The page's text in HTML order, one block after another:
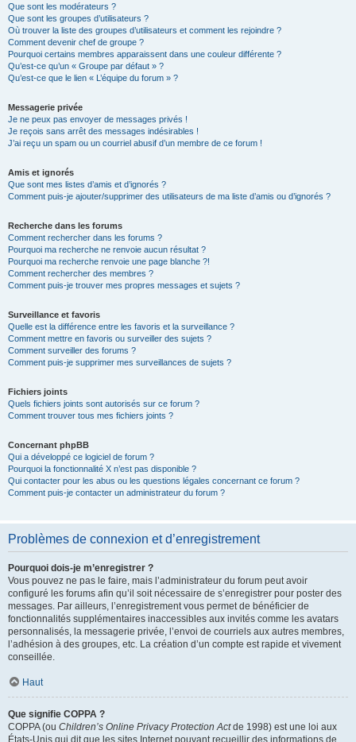
Que sont les modérateurs ?
Que sont les groupes d’utilisateurs ?
Où trouver la liste des groupes d’utilisateurs et comment les rejoindre ?
Comment devenir chef de groupe ?
Pourquoi certains membres apparaissent dans une couleur différente ?
Qu’est-ce qu’un « Groupe par défaut » ?
Qu’est-ce que le lien « L’équipe du forum » ?
Messagerie privée
Je ne peux pas envoyer de messages privés !
Je reçois sans arrêt des messages indésirables !
J’ai reçu un spam ou un courriel abusif d’un membre de ce forum !
Amis et ignorés
Que sont mes listes d’amis et d’ignorés ?
Comment puis-je ajouter/supprimer des utilisateurs de ma liste d’amis ou d’ignorés ?
Recherche dans les forums
Comment rechercher dans les forums ?
Pourquoi ma recherche ne renvoie aucun résultat ?
Pourquoi ma recherche renvoie une page blanche ?!
Comment rechercher des membres ?
Comment puis-je trouver mes propres messages et sujets ?
Surveillance et favoris
Quelle est la différence entre les favoris et la surveillance ?
Comment mettre en favoris ou surveiller des sujets ?
Comment surveiller des forums ?
Comment puis-je supprimer mes surveillances de sujets ?
Fichiers joints
Quels fichiers joints sont autorisés sur ce forum ?
Comment trouver tous mes fichiers joints ?
Concernant phpBB
Qui a développé ce logiciel de forum ?
Pourquoi la fonctionnalité X n’est pas disponible ?
Qui contacter pour les abus ou les questions légales concernant ce forum ?
Comment puis-je contacter un administrateur du forum ?
Problèmes de connexion et d’enregistrement
Pourquoi dois-je m’enregistrer ?
Vous pouvez ne pas le faire, mais l’administrateur du forum peut avoir
configuré les forums afin qu’il soit nécessaire de s’enregistrer pour poster des
messages. Par ailleurs, l’enregistrement vous permet de bénéficier de
fonctionnalités supplémentaires inaccessibles aux invités comme les avatars
personnalisés, la messagerie privée, l’envoi de courriels aux autres membres,
l’adhésion à des groupes, etc. La création d’un compte est rapide et vivement
conseillée.
Haut
Que signifie COPPA ?
COPPA (ou Children’s Online Privacy Protection Actde 1998) est une loi aux
États-Unis qui dit que les sites Internet pouvant recueillir des informations de